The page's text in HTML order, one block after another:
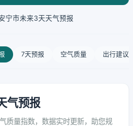
宁市未来3天天气预报
7天预报 空气质量 出行建议
气预报
质量指数，数据实时更新，助您规